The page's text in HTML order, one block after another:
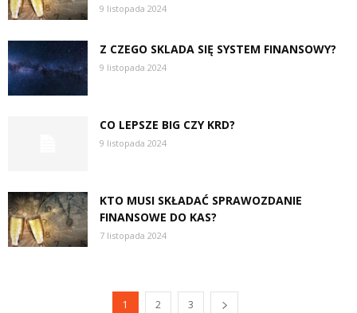
9 listopada 2024
Z CZEGO SKLADA SIĘ SYSTEM FINANSOWY?
9 listopada 2024
CO LEPSZE BIG CZY KRD?
9 listopada 2024
KTO MUSI SKŁADAĆ SPRAWOZDANIE
FINANSOWE DO KAS?
7 listopada 2024
1 2 3